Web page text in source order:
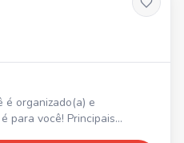
Principais